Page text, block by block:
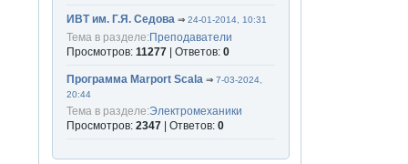
ИВТ им. Г.Я. Седова ⇒24-01-2014, 10:31
Тема в разделе:Преподаватели
Просмотров:11277 | Ответов:0
Программа Marport Scala ⇒7-03-2024,
20:44
Тема в разделе:Электромеханики
Просмотров:2347 | Ответов:0